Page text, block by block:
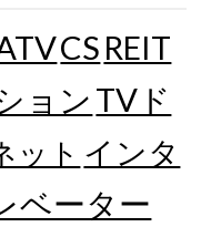
CS REIT
ョン TVド
ット インタ
ベーター